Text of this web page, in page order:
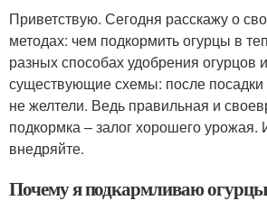
Приветствую. Сегодня расскажу о
методах: чем подкормить огурцы в
разных способах удобрения огурцов
существующие схемы: после посадки
не желтели. Ведь правильная и
подкормка – залог хорошего урожая.
внедряйте.
Почему я подкармливаю огурцы